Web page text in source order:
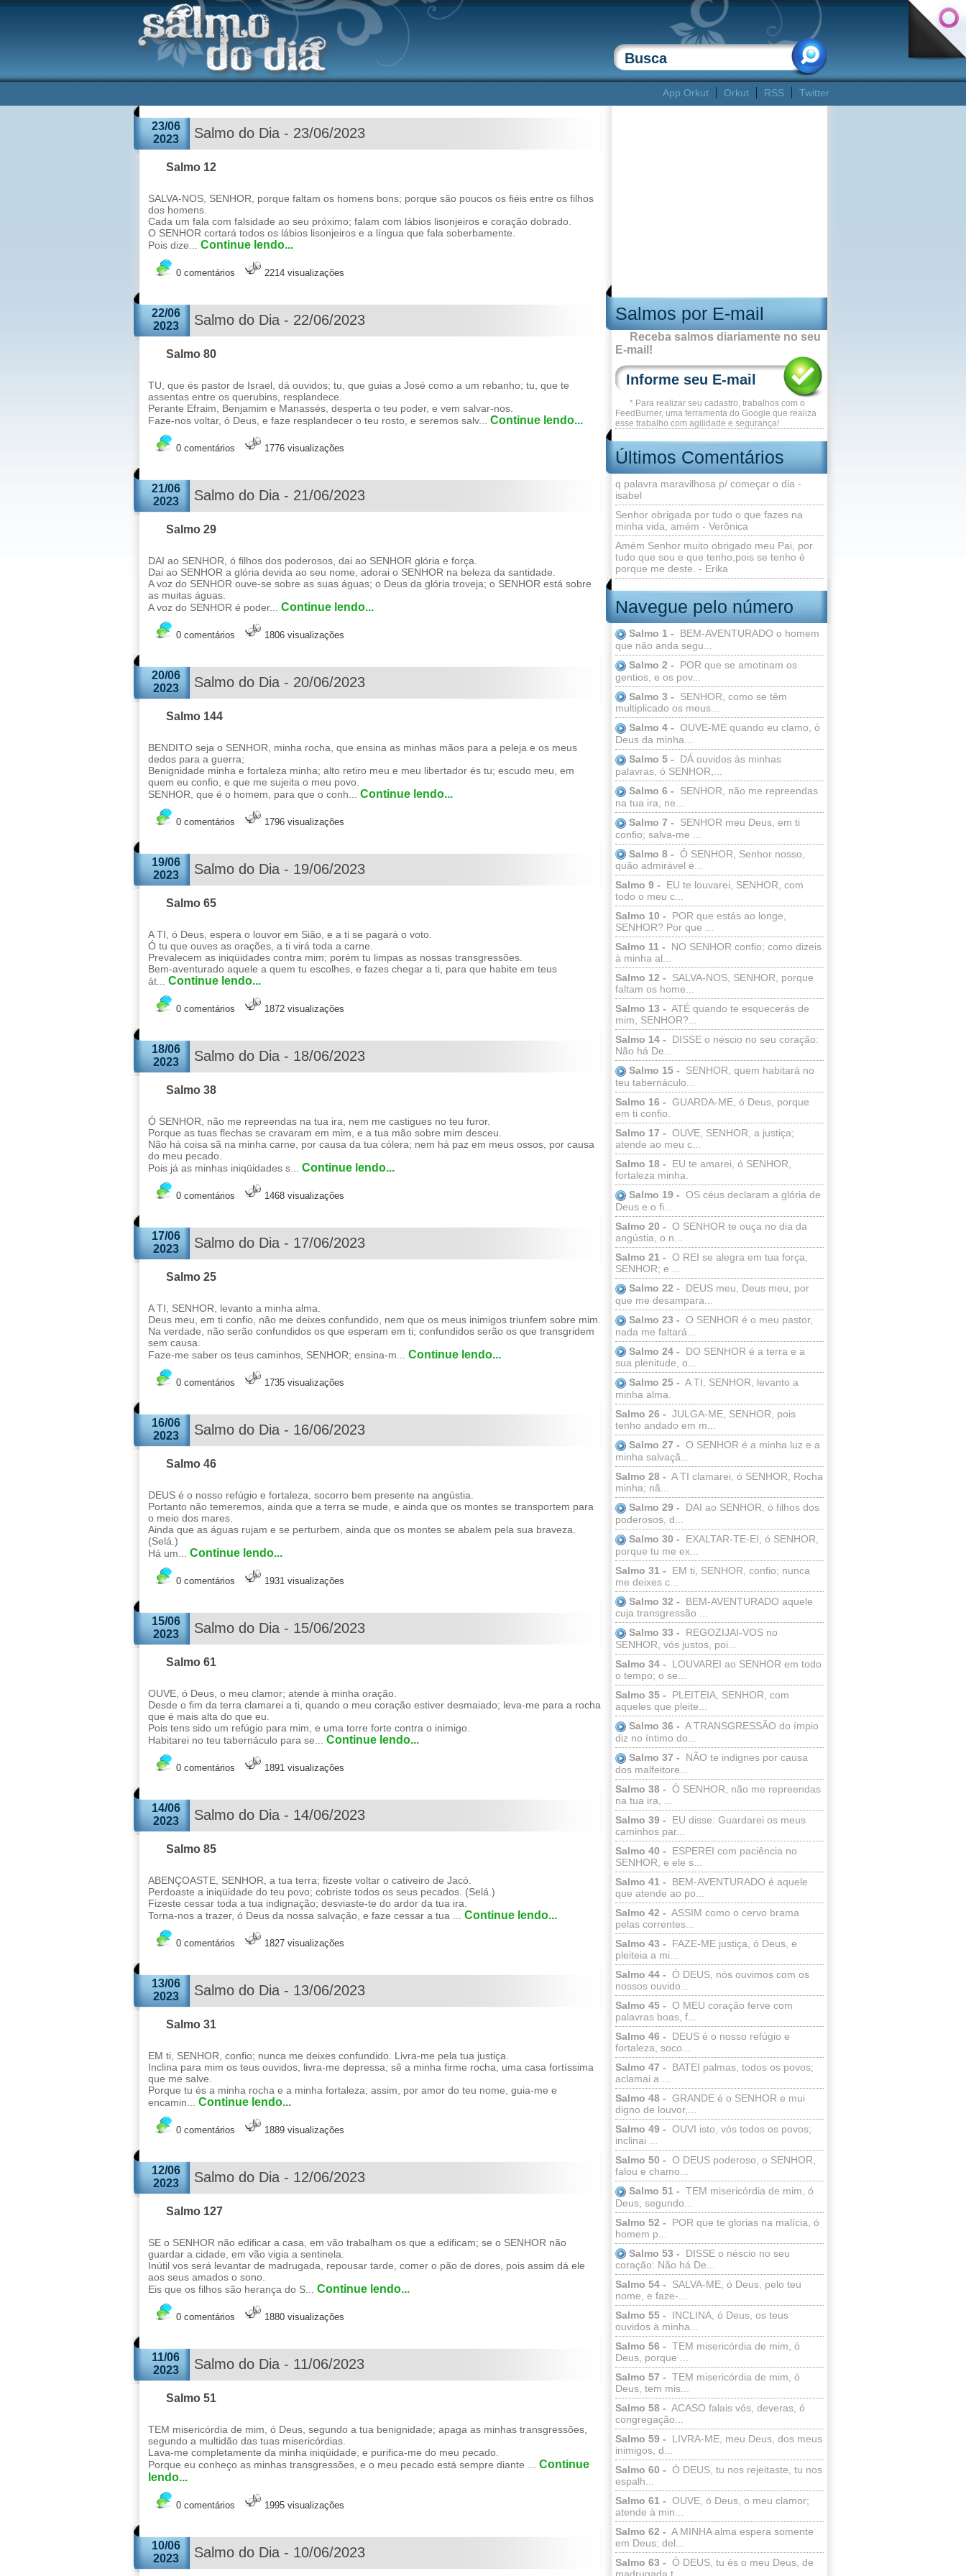
App Orkut Orkut RSS Twitter
Salmos por E-mail
Receba salmos diariamente no seu
E-mail!
* Para realizar seu cadastro, trabalhos com o
FeedBurner, uma ferramenta do Google que realiza
esse trabalho com agilidade e segurança!
Últimos Comentários
q palavra maravilhosa p/ começar o dia -
isabel
Senhor obrigada por tudo o que fazes na
minha vida, amém - Verônica
Amém Senhor muito obrigado meu Pai, por
tudo que sou e que tenho,pois se tenho é
porque me deste. - Erika
Navegue pelo número
Salmo 1 -
BEM-AVENTURADO o homem
que não anda segu...
Salmo 2 -
POR que se amotinam os
gentios, e os pov...
Salmo 3 -
SENHOR, como se têm
multiplicado os meus...
Salmo 4 - OUVE-ME quando eu clamo, ó
Deus da minha...
Salmo 5 -
DÁ ouvidos às minhas
palavras, ó SENHOR,...
Salmo 6 -
SENHOR, não me repreendas
na tua ira, ne...
Salmo 7 -
SENHOR meu Deus, em ti
confio; salva-me ...
Salmo 8 - Ó SENHOR, Senhor nosso,
quão admirável é...
Salmo 9 -
EU te louvarei, SENHOR, com
todo o meu c...
Salmo 10 -
POR que estás ao longe,
SENHOR? Por que ...
Salmo 11 -
NO SENHOR confio; como dizeis
à minha al...
Salmo 12 -
SALVA-NOS, SENHOR, porque
faltam os home...
Salmo 13 - ATÉ quando te esquecerás de
mim, SENHOR?...
Salmo 14 -
DISSE o néscio no seu coração:
Não há De...
Salmo 15 -
SENHOR, quem habitará no
teu tabernáculo...
Salmo 16 - GUARDA-ME, ó Deus, porque
em ti confio.
Salmo 17 - OUVE, SENHOR, a justiça;
atende ao meu c...
Salmo 18 -
EU te amarei, ó SENHOR,
fortaleza minha.
Salmo 19 - OS céus declaram a glória de
Deus e o fi...
Salmo 20 - O SENHOR te ouça no dia da
angústia, o n...
Salmo 21 - O REI se alegra em tua força,
SENHOR; e ...
Salmo 22 -
DEUS meu, Deus meu, por
que me desampara...
Salmo 23 - O SENHOR é o meu pastor,
nada me faltará...
Salmo 24 -
DO SENHOR é a terra e a
sua plenitude, o...
Salmo 25 - A TI, SENHOR, levanto a
minha alma.
Salmo 26 - JULGA-ME, SENHOR, pois
tenho andado em m...
Salmo 27 - O SENHOR é a minha luz e a
minha salvaçã...
Salmo 28 - A TI clamarei, ó SENHOR, Rocha
minha; nã...
Salmo 29 -
DAI ao SENHOR, ó filhos dos
poderosos, d...
Salmo 30 -
EXALTAR-TE-EI, ó SENHOR,
porque tu me ex...
Salmo 31 -
EM ti, SENHOR, confio; nunca
me deixes c...
Salmo 32 -
BEM-AVENTURADO aquele
cuja transgressão ...
Salmo 33 -
REGOZIJAI-VOS no
SENHOR, vós justos, poi...
Salmo 34 -
LOUVAREI ao SENHOR em todo
o tempo; o se...
Salmo 35 -
PLEITEIA, SENHOR, com
aqueles que pleite...
Salmo 36 - A TRANSGRESSÃO do ímpio
diz no íntimo do...
Salmo 37 -
NÃO te indignes por causa
dos malfeitore...
Salmo 38 - Ó SENHOR, não me repreendas
na tua ira, ...
Salmo 39 -
EU disse: Guardarei os meus
caminhos par...
Salmo 40 -
ESPEREI com paciência no
SENHOR, e ele s...
Salmo 41 -
BEM-AVENTURADO é aquele
que atende ao po...
Salmo 42 - ASSIM como o cervo brama
pelas correntes...
Salmo 43 -
FAZE-ME justiça, ó Deus, e
pleiteia a mi...
Salmo 44 - Ó DEUS, nós ouvimos com os
nossos ouvido...
Salmo 45 - O MEU coração ferve com
palavras boas, f...
Salmo 46 -
DEUS é o nosso refúgio e
fortaleza, soco...
Salmo 47 -
BATEI palmas, todos os povos;
aclamai a ...
Salmo 48 - GRANDE é o SENHOR e mui
digno de louvor,...
Salmo 49 - OUVI isto, vós todos os povos;
inclinai ...
Salmo 50 - O DEUS poderoso, o SENHOR,
falou e chamo...
Salmo 51 - TEM misericórdia de mim, ó
Deus, segundo...
Salmo 52 -
POR que te glorias na malícia, ó
homem p...
Salmo 53 -
DISSE o néscio no seu
coração: Não há De...
Salmo 54 -
SALVA-ME, ó Deus, pelo teu
nome, e faze-...
Salmo 55 -
INCLINA, ó Deus, os teus
ouvidos à minha...
Salmo 56 - TEM misericórdia de mim, ó
Deus, porque ...
Salmo 57 - TEM misericórdia de mim, ó
Deus, tem mis...
Salmo 58 - ACASO falais vós, deveras, ó
congregação...
Salmo 59 -
LIVRA-ME, meu Deus, dos meus
inimigos, d...
Salmo 60 - Ó DEUS, tu nos rejeitaste, tu nos
espalh...
Salmo 61 - OUVE, ó Deus, o meu clamor;
atende à min...
Salmo 62 - A MINHA alma espera somente
em Deus; del...
Salmo 63 - Ó DEUS, tu és o meu Deus, de
23/06
2023
Salmo do Dia - 23/06/2023
Salmo 12
SALVA-NOS, SENHOR, porque faltam os homens bons; porque são poucos os fiéis entre os filhos
dos homens.
Cada um fala com falsidade ao seu próximo; falam com lábios lisonjeiros e coração dobrado.
O SENHOR cortará todos os lábios lisonjeiros e a língua que fala soberbamente.
Pois dize... Continue lendo...
0 comentários 2214 visualizações
22/06
2023
Salmo do Dia - 22/06/2023
Salmo 80
TU, que és pastor de Israel, dá ouvidos; tu, que guias a José como a um rebanho; tu, que te
assentas entre os querubins, resplandece.
Perante Efraim, Benjamim e Manassés, desperta o teu poder, e vem salvar-nos.
Faze-nos voltar, ó Deus, e faze resplandecer o teu rosto, e seremos salv... Continue lendo...
0 comentários 1776 visualizações
21/06
2023
Salmo do Dia - 21/06/2023
Salmo 29
DAI ao SENHOR, ó filhos dos poderosos, dai ao SENHOR glória e força.
Dai ao SENHOR a glória devida ao seu nome, adorai o SENHOR na beleza da santidade.
A voz do SENHOR ouve-se sobre as suas águas; o Deus da glória troveja; o SENHOR está sobre
as muitas águas.
A voz do SENHOR é poder... Continue lendo...
0 comentários 1806 visualizações
20/06
2023
Salmo do Dia - 20/06/2023
Salmo 144
BENDITO seja o SENHOR, minha rocha, que ensina as minhas mãos para a peleja e os meus
dedos para a guerra;
Benignidade minha e fortaleza minha; alto retiro meu e meu libertador és tu; escudo meu, em
quem eu confio, e que me sujeita o meu povo.
SENHOR, que é o homem, para que o conh... Continue lendo...
0 comentários 1796 visualizações
19/06
2023
Salmo do Dia - 19/06/2023
Salmo 65
A TI, ó Deus, espera o louvor em Sião, e a ti se pagará o voto.
Ó tu que ouves as orações, a ti virá toda a carne.
Prevalecem as iniqüidades contra mim; porém tu limpas as nossas transgressões.
Bem-aventurado aquele a quem tu escolhes, e fazes chegar a ti, para que habite em teus
át... Continue lendo...
0 comentários 1872 visualizações
18/06
2023
Salmo do Dia - 18/06/2023
Salmo 38
Ó SENHOR, não me repreendas na tua ira, nem me castigues no teu furor.
Porque as tuas flechas se cravaram em mim, e a tua mão sobre mim desceu.
Não há coisa sã na minha carne, por causa da tua cólera; nem há paz em meus ossos, por causa
do meu pecado.
Pois já as minhas iniqüidades s... Continue lendo...
0 comentários 1468 visualizações
17/06
2023
Salmo do Dia - 17/06/2023
Salmo 25
A TI, SENHOR, levanto a minha alma.
Deus meu, em ti confio, não me deixes confundido, nem que os meus inimigos triunfem sobre mim.
Na verdade, não serão confundidos os que esperam em ti; confundidos serão os que transgridem
sem causa.
Faze-me saber os teus caminhos, SENHOR; ensina-m... Continue lendo...
0 comentários 1735 visualizações
16/06
2023
Salmo do Dia - 16/06/2023
Salmo 46
DEUS é o nosso refúgio e fortaleza, socorro bem presente na angústia.
Portanto não temeremos, ainda que a terra se mude, e ainda que os montes se transportem para
o meio dos mares.
Ainda que as águas rujam e se perturbem, ainda que os montes se abalem pela sua braveza.
(Selá.)
Há um... Continue lendo...
0 comentários 1931 visualizações
15/06
2023
Salmo do Dia - 15/06/2023
Salmo 61
OUVE, ó Deus, o meu clamor; atende à minha oração.
Desde o fim da terra clamarei a ti, quando o meu coração estiver desmaiado; leva-me para a rocha
que é mais alta do que eu.
Pois tens sido um refúgio para mim, e uma torre forte contra o inimigo.
Habitarei no teu tabernáculo para se... Continue lendo...
0 comentários 1891 visualizações
14/06
2023
Salmo do Dia - 14/06/2023
Salmo 85
ABENÇOASTE, SENHOR, a tua terra; fizeste voltar o cativeiro de Jacó.
Perdoaste a iniqüidade do teu povo; cobriste todos os seus pecados. (Selá.)
Fizeste cessar toda a tua indignação; desviaste-te do ardor da tua ira.
Torna-nos a trazer, ó Deus da nossa salvação, e faze cessar a tua ... Continue lendo...
0 comentários 1827 visualizações
13/06
2023
Salmo do Dia - 13/06/2023
Salmo 31
EM ti, SENHOR, confio; nunca me deixes confundido. Livra-me pela tua justiça.
Inclina para mim os teus ouvidos, livra-me depressa; sê a minha firme rocha, uma casa fortíssima
que me salve.
Porque tu és a minha rocha e a minha fortaleza; assim, por amor do teu nome, guia-me e
encamin... Continue lendo...
0 comentários 1889 visualizações
12/06
2023
Salmo do Dia - 12/06/2023
Salmo 127
SE o SENHOR não edificar a casa, em vão trabalham os que a edificam; se o SENHOR não
guardar a cidade, em vão vigia a sentinela.
Inútil vos será levantar de madrugada, repousar tarde, comer o pão de dores, pois assim dá ele
aos seus amados o sono.
Eis que os filhos são herança do S... Continue lendo...
0 comentários 1880 visualizações
11/06
2023
Salmo do Dia - 11/06/2023
Salmo 51
TEM misericórdia de mim, ó Deus, segundo a tua benignidade; apaga as minhas transgressões,
segundo a multidão das tuas misericórdias.
Lava-me completamente da minha iniqüidade, e purifica-me do meu pecado.
Porque eu conheço as minhas transgressões, e o meu pecado está sempre diante ... Continue
lendo...
0 comentários 1995 visualizações
10/06
2023
Salmo do Dia - 10/06/2023